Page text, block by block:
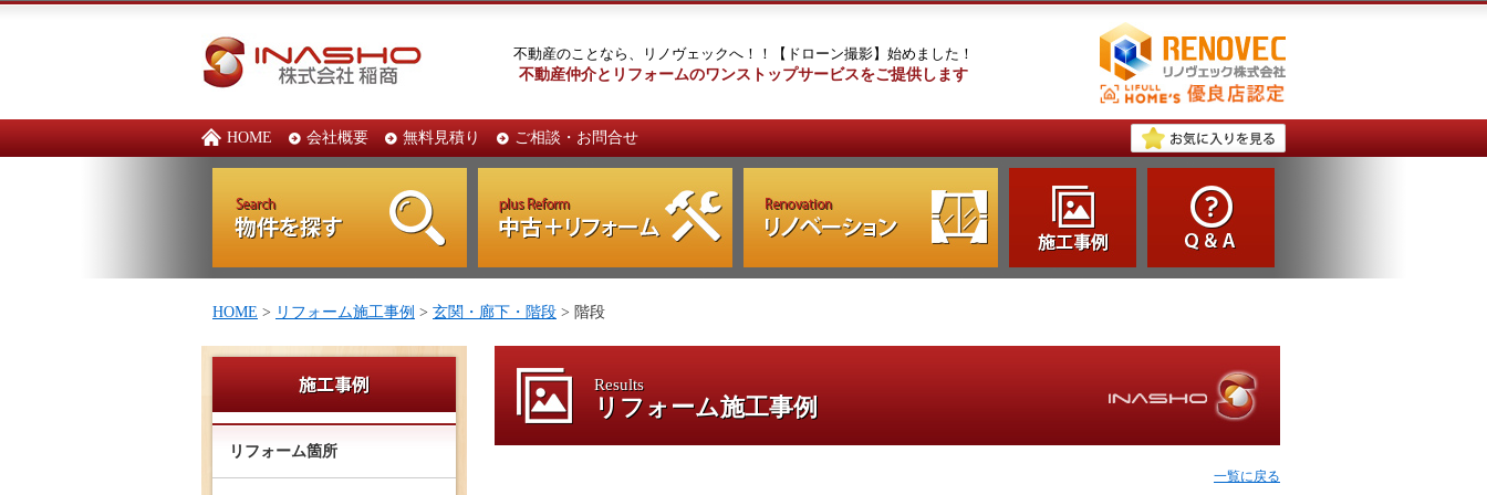
不動産のことなら、リノヴェックへ！！【ドローン撮影】始めました！
不動産仲介とリフォームのワンストップサービスをご提供します
HOME 会社概要 無料見積り ご相談・お問合せ
HOME > リフォーム施工事例 > 玄関・廊下・階段 > 階段
リフォーム箇所
Results
リフォーム施工事例
一覧に戻る